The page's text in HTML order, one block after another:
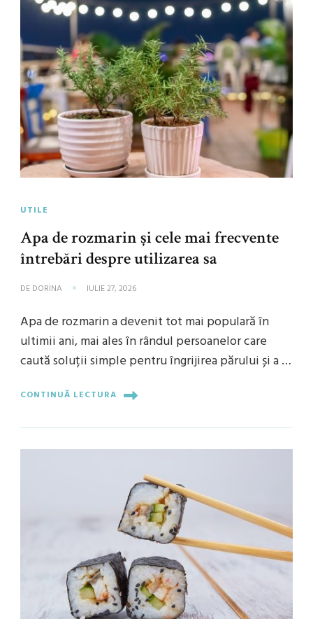
UTILE
Apa de rozmarin și cele mai frecvente
întrebări despre utilizarea sa
DE DORINA IULIE 27, 2026
Apa de rozmarin a devenit tot mai populară în
ultimii ani, mai ales în rândul persoanelor care
caută soluții simple pentru îngrijirea părului și a …
CONTINUĂ LECTURA